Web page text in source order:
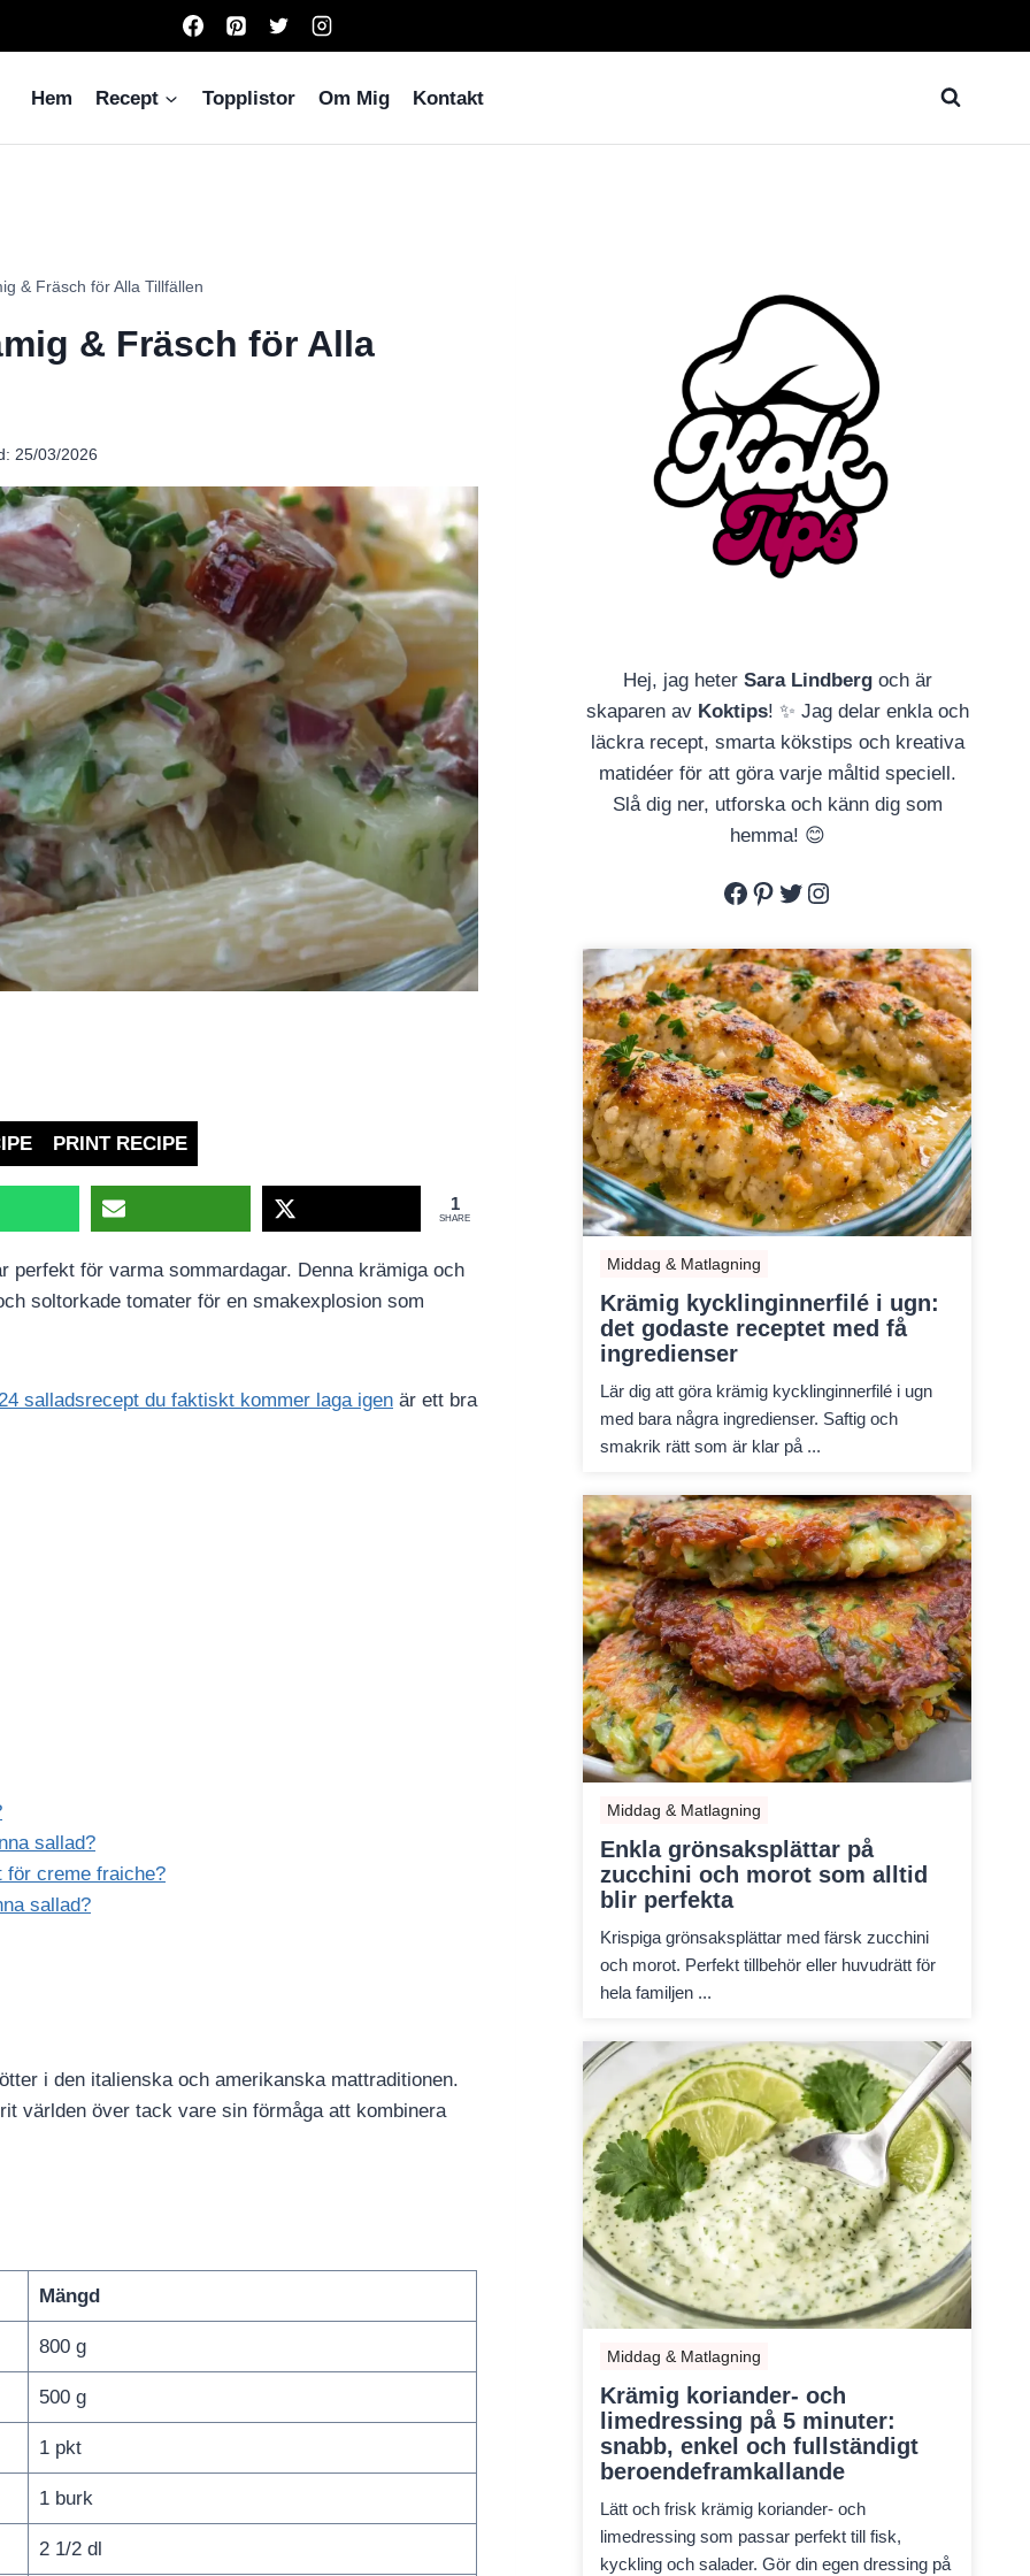
Hem Recept Topplistor Om Mig Kontakt
& Fräsch för Alla Tillfällen
& Fräsch för Alla
25/03/2026
PRINT RECIPE
1
SHARE
för varma sommardagar. Denna krämiga och
soltorkade tomater för en smakexplosion som
salladsrecept du faktiskt kommer laga igen är ett bra
sallad?
för creme fraiche?
sallad?
i den italienska och amerikanska mattraditionen.
världen över tack vare sin förmåga att kombinera
Mängd
800 g
500 g
1 pkt
1 burk
2 1/2 dl
Hej, jag heter Sara Lindbergoch är
skaparen av Koktips! ✨ Jag delar enkla och
läckra recept, smarta kökstips och kreativa
matidéer för att göra varje måltid speciell.
Slå dig ner, utforska och känn dig som
hemma! 😊
Facebook
Pinterest
Twitter
Instagram
Middag & Matlagning
Krämig kycklinginnerfilé i ugn:
det godaste receptet med få
ingredienser
Lär dig att göra krämig kycklinginnerfilé i ugn
med bara några ingredienser. Saftig och
smakrik rätt som är klar på ...
Middag & Matlagning
Enkla grönsaksplättar på
zucchini och morot som alltid
blir perfekta
Krispiga grönsaksplättar med färsk zucchini
och morot. Perfekt tillbehör eller huvudrätt för
hela familjen ...
Middag & Matlagning
Krämig koriander- och
limedressing på 5 minuter:
snabb, enkel och fullständigt
beroendeframkallande
Lätt och frisk krämig koriander- och
limedressing som passar perfekt till fisk,
kyckling och salader. Gör din egen dressing på